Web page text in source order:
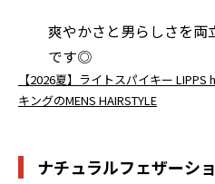
爽やかさと男らしさを両
です◎
【2026夏】ライトスパイキー
キングのMENS HAIRSTYLE
ナチュラルフェザーシ